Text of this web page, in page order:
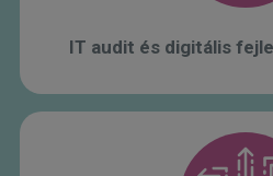
IT audit és digitális